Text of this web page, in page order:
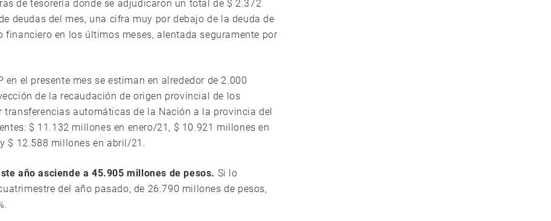
de tesorería donde se adjudicaron un total de $ 2.372
deudas del mes, una cifra muy por debajo de la deuda de
en los últimos meses, alentada seguramente por
el presente mes se estiman en alrededor de 2.000
de la recaudación de origen provincial de los
automáticas de la Nación a la provincia del
$ 11.132 millones en enero/21, $ 10.921 millones en
$ 12.588 millones en abril/21.
año asciende a 45.905 millones de pesos. Si lo
del año pasado, de 26.790 millones de pesos,